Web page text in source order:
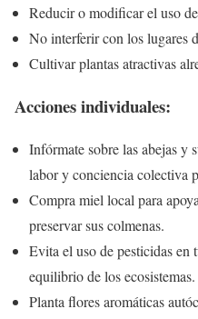
Reducir o modificar el uso
No interferir con los lugares
Cultivar plantas atractivas
Acciones individuales:
Infórmate sobre las abejas y
labor y conciencia colectiva
Compra miel local para
preservar sus colmenas.
Evita el uso de pesticidas
equilibrio de los ecosistemas.
Planta flores aromáticas